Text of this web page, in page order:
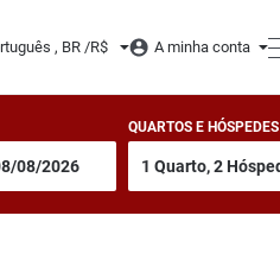
, BR /R$ A minha conta
QUARTOS E HÓSPEDES